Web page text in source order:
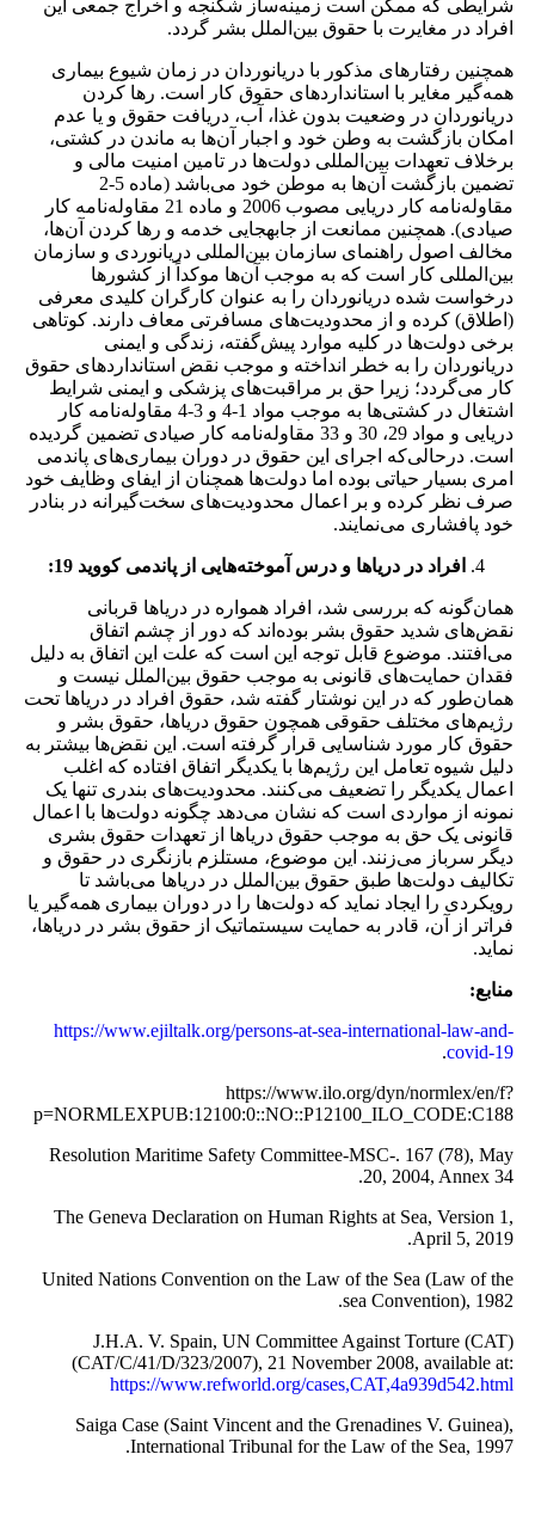
شرایطی که ممکن است زمینه‌ساز شکنجه و اخراج جمعی این
افراد در مغایرت با حقوق بین‌الملل بشر گردد.
همچنین رفتارهای مذکور با دریانوردان در زمان شیوع بیماری
همه‌گیر مغایر با استانداردهای حقوق کار است. رها کردن
دریانوردان در وضعیت بدون غذا، آب، دریافت حقوق و یا عدم
امکان بازگشت به وطن خود و اجبار آن‌ها به ماندن در کشتی،
برخلاف تعهدات بین‌المللی دولت‌ها در تامین امنیت مالی و
تضمین بازگشت آن‌ها به موطن خود می‌باشد (ماده 5-2
مقاوله‌نامه کار دریایی مصوب 2006 و ماده 21 مقاوله‌نامه کار
صیادی). همچنین ممانعت از جابه­جایی خدمه و رها کردن آن‌ها،
مخالف اصول راهنمای سازمان بین‌المللی دریانوردی و سازمان
بین‌المللی کار است که به موجب آن‌ها موکداً از کشورها
درخواست شده دریانوردان را به عنوان کارگران کلیدی معرفی
(اطلاق) کرده و از محدودیت‌های مسافرتی معاف دارند. کوتاهی
برخی دولت‌ها در کلیه موارد پیش‌گفته، زندگی و ایمنی
دریانوردان را به خطر انداخته و موجب نقض استانداردهای حقوق
کار می‌گردد؛ زیرا حق بر مراقبت‌های پزشکی و ایمنی شرایط
اشتغال در کشتی‌ها به موجب مواد 1-4 و 3-4 مقاوله‌نامه کار
دریایی و مواد 29، 30 و 33 مقاوله‌نامه کار صیادی تضمین گردیده
است. درحالی‌که اجرای این حقوق در دوران بیماری‌های پاندمی
امری بسیار حیاتی بوده اما دولت‌ها همچنان از ایفای وظایف خود
صرف نظر کرده و بر اعمال محدودیت‌های سخت‌گیرانه در بنادر
خود پافشاری می‌نمایند.
افراد در دریاها و درس آموخته‌هایی از پاندمی کووید 19:
همان‌گونه که بررسی شد، افراد همواره در دریاها قربانی
نقض‌های شدید حقوق بشر بوده‌اند که دور از چشم اتفاق
می‌افتند. موضوع قابل توجه این است که علت این اتفاق به دلیل
فقدان حمایت‌های قانونی به موجب حقوق بین‌الملل نیست و
همان‌طور که در این نوشتار گفته شد، حقوق افراد در دریاها تحت
رژیم‌های مختلف حقوقی همچون حقوق دریاها، حقوق بشر و
حقوق کار مورد شناسایی قرار گرفته است. این نقض‌ها بیشتر به
دلیل شیوه تعامل این رژیم‌ها با یکدیگر اتفاق افتاده که اغلب
اعمال یکدیگر را تضعیف می‌کنند. محدودیت‌های بندری تنها یک
نمونه از مواردی است که نشان می‌دهد چگونه دولت‌ها با اعمال
قانونی یک حق به موجب حقوق دریاها از تعهدات حقوق بشری
دیگر سرباز می‌زنند. این موضوع، مستلزم بازنگری در حقوق و
تکالیف دولت‌ها طبق حقوق بین‌الملل در دریاها می‌باشد تا
رویکردی را ایجاد نماید که دولت‌ها را در دوران بیماری همه‌گیر یا
فراتر از آن، قادر به حمایت سیستماتیک از حقوق بشر در دریاها،
نماید.
منابع:
https://www.ejiltalk.org/persons-at-sea-international-law-and-
covid-19
.
https://www.ilo.org/dyn/normlex/en/f?
p=NORMLEXPUB:12100:0::NO::P12100_ILO_CODE:C188
Resolution Maritime Safety Committee-MSC-. 167 (78), May
20, 2004, Annex 34.
The Geneva Declaration on Human Rights at Sea, Version 1,
April 5, 2019.
United Nations Convention on the Law of the Sea (Law of the
sea Convention), 1982.
J.H.A. V. Spain, UN Committee Against Torture (CAT)
(CAT/C/41/D/323/2007), 21 November 2008, available at:
https://www.refworld.org/cases,CAT,4a939d542.html
Saiga Case (Saint Vincent and the Grenadines V. Guinea),
International Tribunal for the Law of the Sea, 1997.